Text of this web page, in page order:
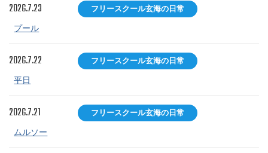
2026.7.23 フリースクール玄海の日常
プール
2026.7.22 フリースクール玄海の日常
平日
2026.7.21 フリースクール玄海の日常
ムルソー